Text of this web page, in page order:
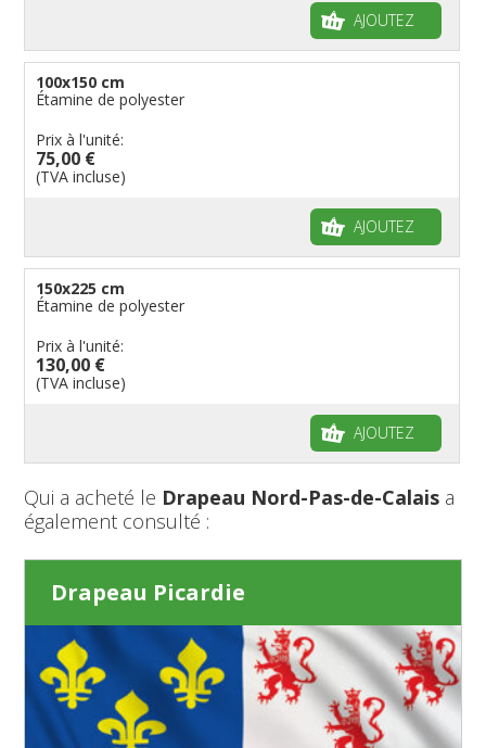
AJOUTEZ
100x150 cm
Étamine de polyester
Prix à l'unité:
75,00 €
(TVA incluse)
AJOUTEZ
150x225 cm
Étamine de polyester
Prix à l'unité:
130,00 €
(TVA incluse)
AJOUTEZ
Qui a acheté le Drapeau Nord-Pas-de-Calais a
également consulté :
Drapeau Picardie